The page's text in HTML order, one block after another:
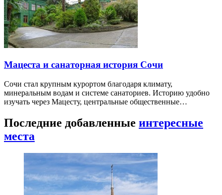
Мацеста и санаторная история Сочи
Сочи стал крупным курортом благодаря климату,
минеральным водам и системе санаториев. Историю удобно
изучать через Мацесту, центральные общественные…
Последние добавленные интересные
места